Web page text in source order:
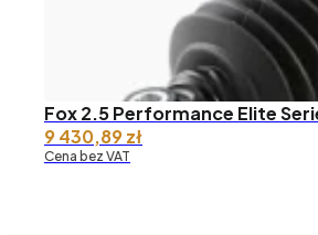
Fox 2.5 Performance Elite
9 430,89zł
Cena bez VAT